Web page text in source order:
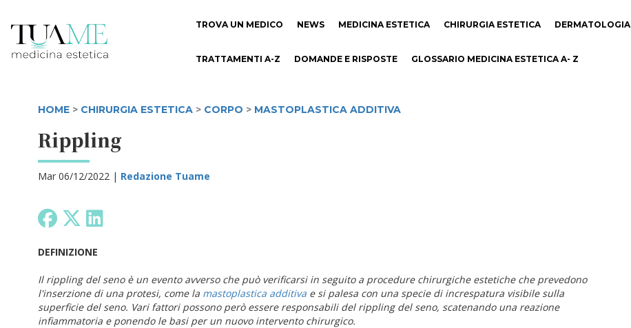
TROVA UN MEDICO NEWS MEDICINA ESTETICA CHIRURGIA ESTETICA DERMATOLOGIA
TRATTAMENTI A-Z DOMANDE E RISPOSTE GLOSSARIO MEDICINA ESTETICA A- Z
HOME > CHIRURGIA ESTETICA > CORPO > MASTOPLASTICA ADDITIVA
Rippling
Mar 06/12/2022 | Redazione Tuame
DEFINIZIONE
Il rippling del seno è un evento avverso che può verificarsi in seguito a procedure chirurgiche estetiche che prevedono
l'inserzione di una protesi, come la mastoplastica additiva e si palesa con una specie di increspatura visibile sulla
superficie del seno. Vari fattori possono però essere responsabili del rippling del seno, scatenando una reazione
infiammatoria e ponendo le basi per un nuovo intervento chirurgico.